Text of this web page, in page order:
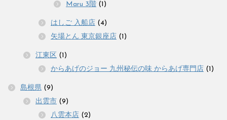
Maru 3階 (1)
はしご 入船店 (4)
矢場とん 東京銀座店 (1)
江東区 (1)
からあげのジョー 九州秘伝の味 からあげ専門店 (1)
島根県 (9)
出雲市 (9)
八雲本店 (2)